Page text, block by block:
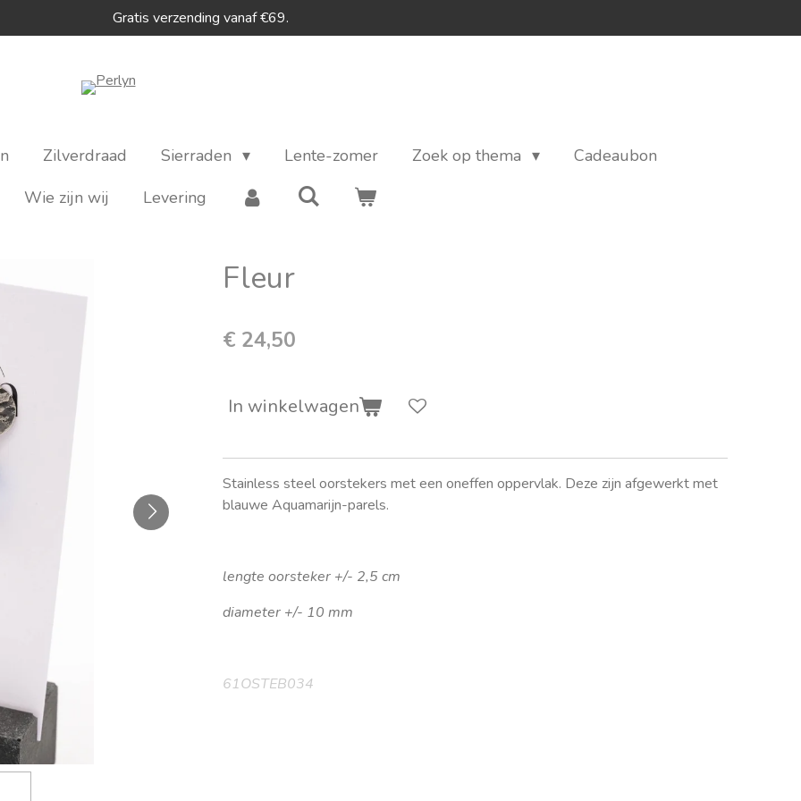
Gratis verzending vanaf €69.
Zilverdraad Sierraden Lente-zomer Zoek op thema
Cadeaubon
Wie zijn wij
Levering
Fleur
€ 24,50
In winkelwagen
Stainless steel oorstekers met een oneffen oppervlak. Deze zijn afgewerkt met
blauwe Aquamarijn-parels.
lengte oorsteker +/- 2,5 cm
diameter +/- 10 mm
61OSTEB034